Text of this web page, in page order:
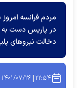
مردم فرانسه
در پاریس دست به
دخالت نیرو‌های
۲۲:۵۴ ۱۴۰۱/۰۷/۲۶